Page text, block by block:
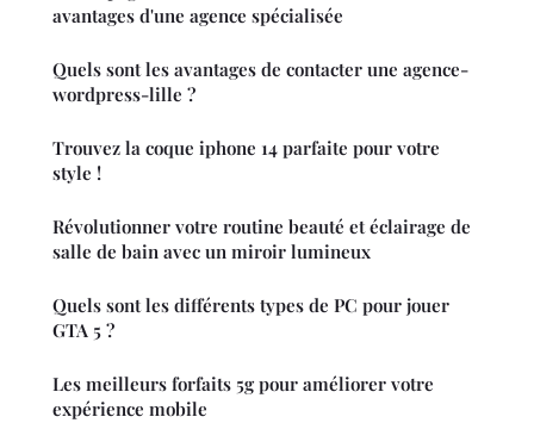
avantages d'une agence spécialisée
Quels sont les avantages de contacter une agence-
wordpress-lille ?
Trouvez la coque iphone 14 parfaite pour votre
style !
Révolutionner votre routine beauté et éclairage de
salle de bain avec un miroir lumineux
Quels sont les différents types de PC pour jouer
GTA 5 ?
Les meilleurs forfaits 5g pour améliorer votre
expérience mobile